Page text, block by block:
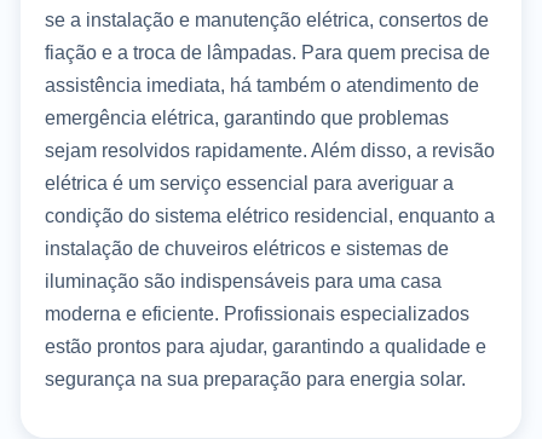
se a instalação e manutenção elétrica, consertos de
fiação e a troca de lâmpadas. Para quem precisa de
assistência imediata, há também o atendimento de
emergência elétrica, garantindo que problemas
sejam resolvidos rapidamente. Além disso, a revisão
elétrica é um serviço essencial para averiguar a
condição do sistema elétrico residencial, enquanto a
instalação de chuveiros elétricos e sistemas de
iluminação são indispensáveis para uma casa
moderna e eficiente. Profissionais especializados
estão prontos para ajudar, garantindo a qualidade e
segurança na sua preparação para energia solar.